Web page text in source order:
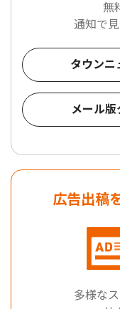
無
通知で
タウンニ
メール版
広告出稿
多様な